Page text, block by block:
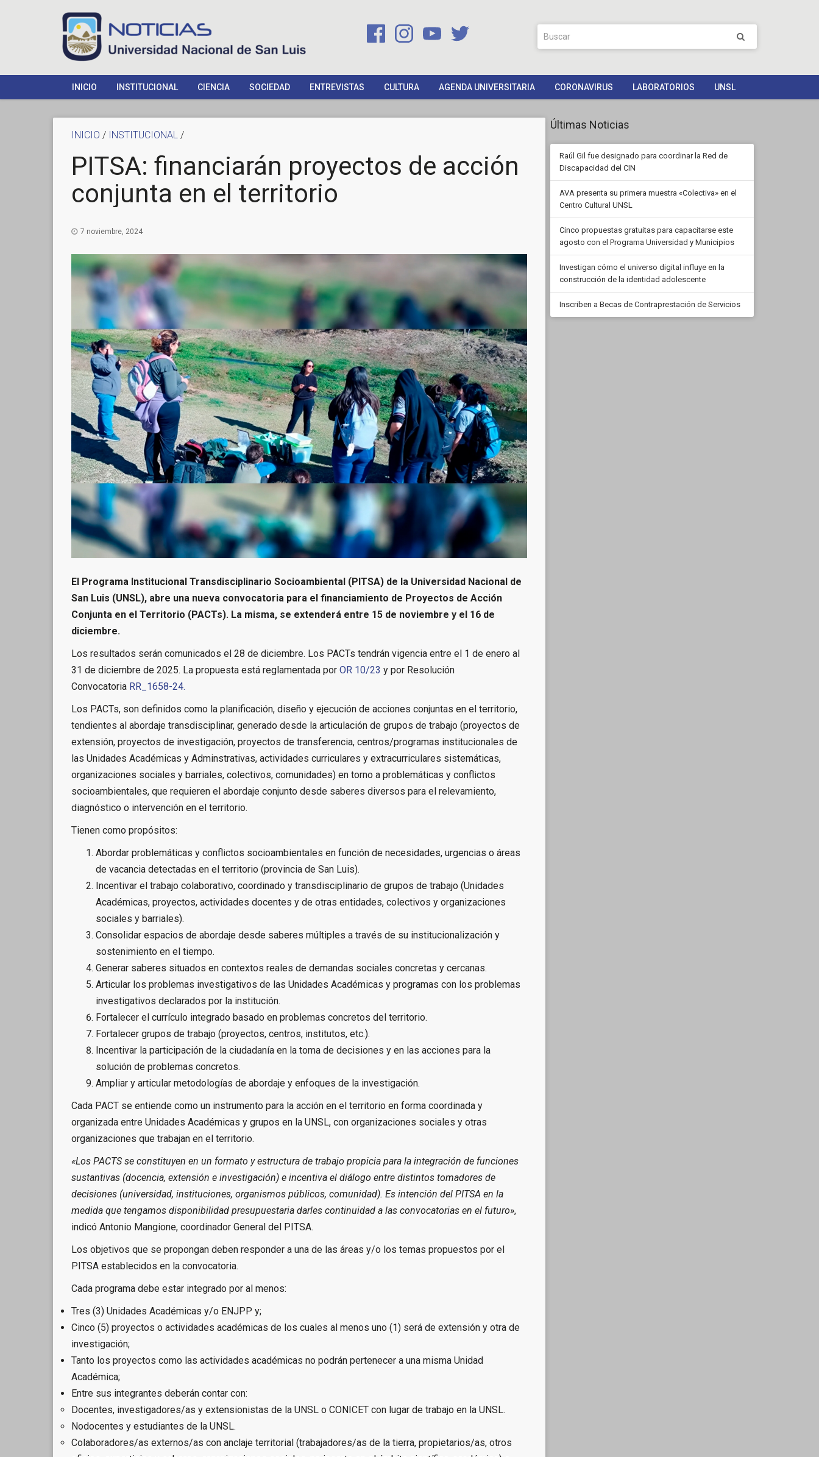
INICIO INSTITUCIONAL CIENCIA SOCIEDAD ENTREVISTAS CULTURA AGENDA UNIVERSITARIA CORONAVIRUS LABORATORIOS UNSL
INICIO / INSTITUCIONAL /
PITSA: financiarán proyectos de acción
conjunta en el territorio
7 noviembre, 2024
El Programa Institucional Transdisciplinario Socioambiental (PITSA) de la Universidad Nacional de
San Luis (UNSL), abre una nueva convocatoria para el financiamiento de Proyectos de Acción
Conjunta en el Territorio (PACTs). La misma, se extenderá entre 15 de noviembre y el 16 de
diciembre.
Los resultados serán comunicados el 28 de diciembre. Los PACTs tendrán vigencia entre el 1 de enero al
31 de diciembre de 2025. La propuesta está reglamentada por OR 10/23 y por Resolución
Convocatoria RR_1658-24.
Los PACTs, son definidos como la planificación, diseño y ejecución de acciones conjuntas en el territorio,
tendientes al abordaje transdisciplinar, generado desde la articulación de grupos de trabajo (proyectos de
extensión, proyectos de investigación, proyectos de transferencia, centros/programas institucionales de
las Unidades Académicas y Adminstrativas, actividades curriculares y extracurriculares sistemáticas,
organizaciones sociales y barriales, colectivos, comunidades) en torno a problemáticas y conflictos
socioambientales, que requieren el abordaje conjunto desde saberes diversos para el relevamiento,
diagnóstico o intervención en el territorio.
Tienen como propósitos:
Abordar problemáticas y conflictos socioambientales en función de necesidades, urgencias o áreas
de vacancia detectadas en el territorio (provincia de San Luis).
Incentivar el trabajo colaborativo, coordinado y transdisciplinario de grupos de trabajo (Unidades
Académicas, proyectos, actividades docentes y de otras entidades, colectivos y organizaciones
sociales y barriales).
Consolidar espacios de abordaje desde saberes múltiples a través de su institucionalización y
sostenimiento en el tiempo.
Generar saberes situados en contextos reales de demandas sociales concretas y cercanas.
Articular los problemas investigativos de las Unidades Académicas y programas con los problemas
investigativos declarados por la institución.
Fortalecer el currículo integrado basado en problemas concretos del territorio.
Fortalecer grupos de trabajo (proyectos, centros, institutos, etc.).
Incentivar la participación de la ciudadanía en la toma de decisiones y en las acciones para la
solución de problemas concretos.
Ampliar y articular metodologías de abordaje y enfoques de la investigación.
Cada PACT se entiende como un instrumento para la acción en el territorio en forma coordinada y
organizada entre Unidades Académicas y grupos en la UNSL, con organizaciones sociales y otras
organizaciones que trabajan en el territorio.
«Los PACTS se constituyen en un formato y estructura de trabajo propicia para la integración de funciones
sustantivas (docencia, extensión e investigación) e incentiva el diálogo entre distintos tomadores de
decisiones (universidad, instituciones, organismos públicos, comunidad). Es intención del PITSA en la
medida que tengamos disponibilidad presupuestaria darles continuidad a las convocatorias en el futuro»,
indicó Antonio Mangione, coordinador General del PITSA.
Los objetivos que se propongan deben responder a una de las áreas y/o los temas propuestos por el
PITSA establecidos en la convocatoria.
Cada programa debe estar integrado por al menos:
Tres (3) Unidades Académicas y/o ENJPP y;
Cinco (5) proyectos o actividades académicas de los cuales al menos uno (1) será de extensión y otra de
investigación;
Tanto los proyectos como las actividades académicas no podrán pertenecer a una misma Unidad
Académica;
Entre sus integrantes deberán contar con:
Docentes, investigadores/as y extensionistas de la UNSL o CONICET con lugar de trabajo en la UNSL.
Nodocentes y estudiantes de la UNSL.
Colaboradores/as externos/as con anclaje territorial (trabajadores/as de la tierra, propietarios/as, otros
Últimas Noticias
Raúl Gil fue designado para coordinar la Red de
Discapacidad del CIN
AVA presenta su primera muestra «Colectiva» en el
Centro Cultural UNSL
Cinco propuestas gratuitas para capacitarse este
agosto con el Programa Universidad y Municipios
Investigan cómo el universo digital influye en la
construcción de la identidad adolescente
Inscriben a Becas de Contraprestación de Servicios